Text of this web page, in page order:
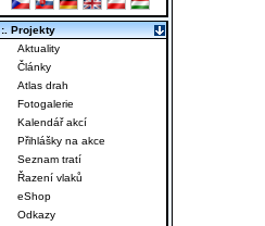
:. Projekty
Aktuality
Články
Atlas drah
Fotogalerie
Kalendář akcí
Přihlášky na akce
Seznam tratí
Řazení vlaků
eShop
Odkazy